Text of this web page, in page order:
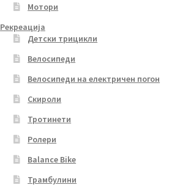
Мотори
Рекреација
Детски трицикли
Велосипеди
Велосипеди на електричен погон
Скироли
Тротинети
Ролери
Balance Bike
Трамбулини